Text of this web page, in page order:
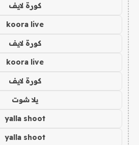
كورة لايف
koora live
كورة لايف
koora live
كورة لايف
يلا شوت
yalla shoot
yalla shoot